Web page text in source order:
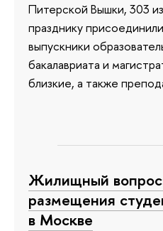
Питерской Вышки, 303
празднику
выпускники
бакалавриата и
близкие, а также
Жилищный
размещения
в Москве